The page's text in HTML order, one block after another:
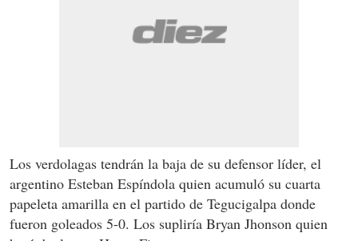
Los verdolagas tendrán la baja de su defensor líder, el
argentino Esteban Espíndola quien acumuló su cuarta
papeleta amarilla en el partido de Tegucigalpa donde
fueron goleados 5-0. Los supliría Bryan Jhonson quien